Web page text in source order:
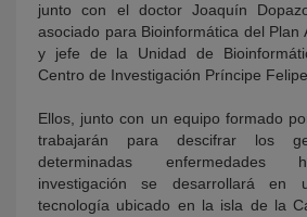
junto con el doctor Joaquín
asociado para Bioinformática del Plan
y jefe de la Unidad de
Centro de Investigación Príncipe
Ellos, junto con un equipo formado
trabajarán para descifrar los
determinadas enfermedades
investigación se desarrollará
tecnología ubicado en la isla de la